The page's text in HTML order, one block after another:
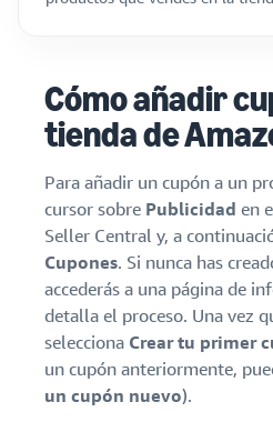
Cómo añadir
tienda de
Para añadir un cupón a un
cursor sobre Publicidad en
Seller Central y, a
Cupones. Si nunca has
accederás a una página de
detalla el proceso. Una vez
selecciona Crear tu primer
un cupón anteriormente,
un cupón nuevo).